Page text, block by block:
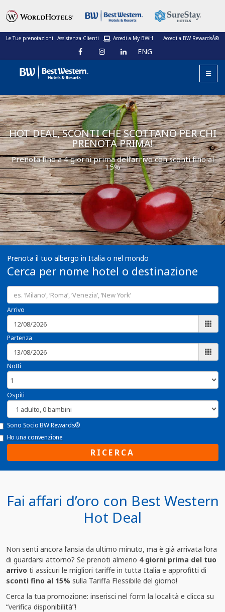
Le Tue prenotazioni Assistenza Clienti Accedi a My BWH Accedi a BW RewardsÂ®
ENG
HOT DEAL, SCONTI CHE SCOTTANO PER CHI
PRENOTA PRIMA!
Prenota fino a 4 giorni prima dell’arrivo con sconti fino al
15%
Prenota il tuo albergo in Italia o nel mondo
Cerca per nome hotel o destinazione
Arrivo
Partenza
Notti
Ospiti
Sono Socio BW Rewards®
Ho una convenzione
RICERCA
Fai affari d’oro con Best Western
Hot Deal
Non senti ancora l’ansia da ultimo minuto, ma è già arrivata l’ora
di guardarsi attorno? Se prenoti almeno 4 giorni prima del tuo
arrivo ti assicuri le migliori tariffe in tutta Italia e approfitti di
sconti fino al 15% sulla Tariffa Flessibile del giorno!
Cerca la tua promozione: inserisci nel form la località e clicca su
“verifica disponibilità”!